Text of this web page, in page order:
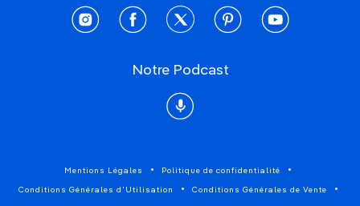
instagramfacebooktwitter pinterestyoutube
Notre Podcast
Podcast
Mentions Légales Politique de confidentialité
Conditions Générales d'Utilisation Conditions Générales de Vente